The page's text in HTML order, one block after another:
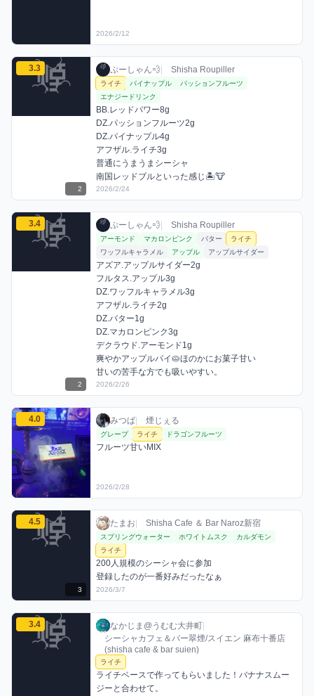
2026/2/12
ぷーしゃん💨のライチミックスを見る
3.3
2
ぷーしゃん💨 / お店シーシャ / 2026年2月
ぷーしゃん💨 Shisha Roupiller
利用フレーバー
ライチ パイナップル
パッションフルーツ
エナジードリンク
コメント
BB.レッドパワー8g
DZ.パッションフルーツ2g
DZ.パイナップル4g
アフザル.ライチ3g
普通にうまうまシーシャ
南国レッドブルといった感じ🏝️🐮
評価
2026/2/24
ぷーしゃん💨のライチミックスを見る
3.4
2
ぷーしゃん💨 / お店シーシャ / 2026年2月
ぷーしゃん💨 Shisha Roupiller
利用フレーバー
アーモンド マカロンピンク バター
ライチ
ワッフルキャラメル
アップル アップルサイダー
コメント
アズア.アップルサイダー2g
フルタス.アップル3g
DZ.ワッフルキャラメル3g
アフザル.ライチ2g
DZ.バター1g
DZ.マカロンピンク3g
デクラウド.アーモンド1g
爽やかアップルパイ🥧ほのかにお菓子甘い
甘いの苦手な方でも吸いやすい。
評価
2026/2/26
みつばのライチミックスを見る
4.0 みつば / お店シーシャ / 2026年2月28日
みつば 煙じぇる
利用フレーバー
グレープ ライチ ドラゴンフルーツ
コメント
フルーツ甘いMIX
評価
2026/2/28
たまおのライチミックスを見る
4.5
3
たまお / お店シーシャ / 2026年3月7日
たまお Shisha Cafe ＆ Bar Naroz新宿
利用フレーバー
スプリングウォーター ホワイトムスク
カルダモン
ライチ
コメント
200人規模のシーシャ会に参加
登録したのが一番好みだったなぁ
評価
2026/3/7
なかじま@うむむ大井町のライチミックスを見る
3.4 なかじま@うむむ大井町 / お店シーシャ /
なかじま@うむむ大井町
シーシャカフェ＆バー翠煙/スイエン 麻布十番店
(shisha cafe & bar suien)
利用フレーバー
ライチ
コメント
ライチベースで作ってもらいました！バナナスムー
ジーと合わせて。
評価